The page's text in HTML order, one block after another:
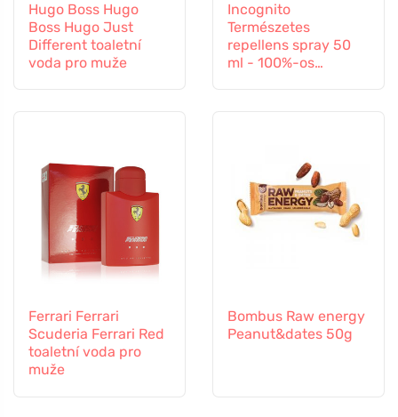
Hugo Boss Hugo
Boss Hugo Just
Different toaletní
voda pro muže
Incognito
Természetes
repellens spray 50
ml - 100%-os
Ferrari Ferrari
Scuderia Ferrari Red
toaletní voda pro
muže
Bombus Raw energy
Peanut&dates 50g